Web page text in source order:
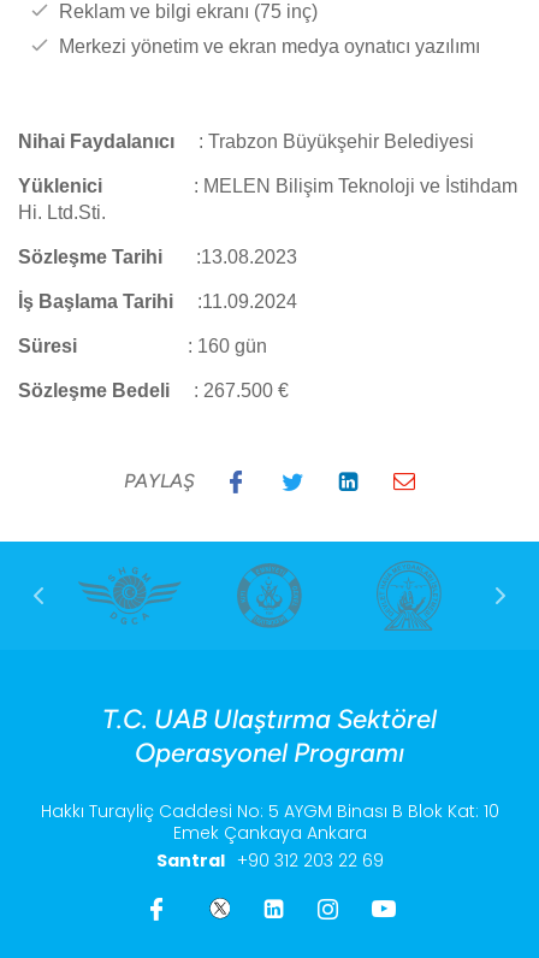
Reklam ve bilgi ekranı (75 inç)
Merkezi yönetim ve ekran medya oynatıcı yazılımı
Nihai Faydalanıcı : Trabzon Büyükşehir Belediyesi
Yüklenici : MELEN Bilişim Teknoloji ve İstihdam
Hi. Ltd.Sti.
Sözleşme Tarihi :13.08.2023
İş Başlama Tarihi :11.09.2024
Süresi : 160 gün
Sözleşme Bedeli : 267.500 €
PAYLAŞ
T.C. UAB Ulaştırma Sektörel
Operasyonel Programı
Hakkı Turayliç Caddesi No: 5 AYGM Binası B Blok Kat: 10
Emek Çankaya Ankara
Santral +90 312 203 22 69